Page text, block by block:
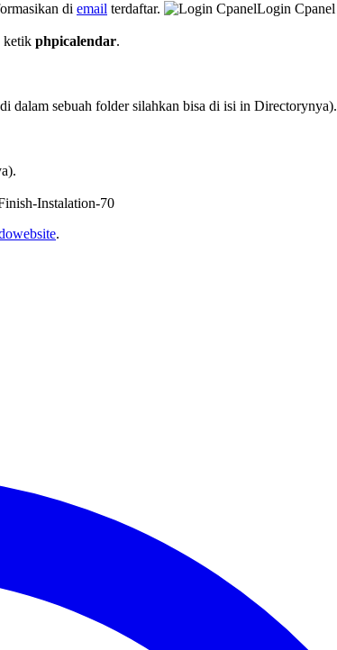
di email terdaftar.
Login Cpanel
ketik phpicalendar.
dalam sebuah folder silahkan bisa di isi in Directorynya).
Instalation-70
.